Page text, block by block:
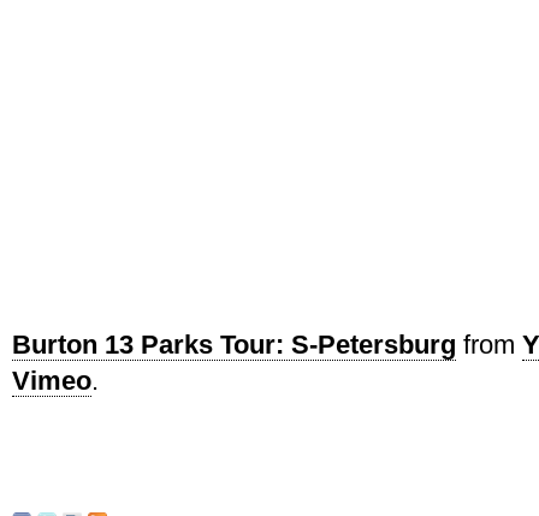
Burton 13 Parks Tour: S-Petersburg from
Vimeo.